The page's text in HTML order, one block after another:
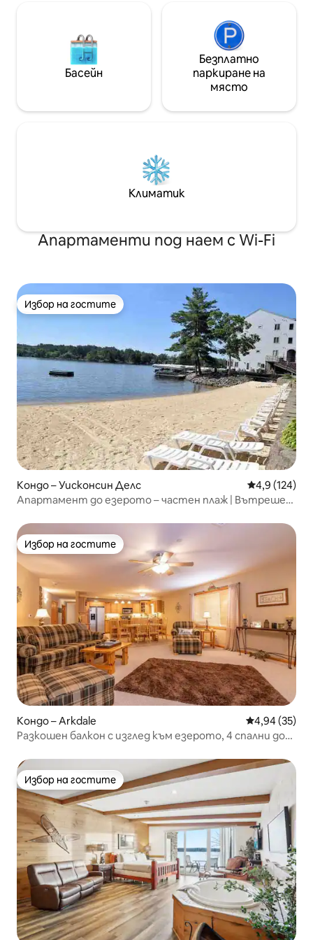
Басейн
Безплатно
паркиране на
място
Климатик
Апартаменти под наем с Wi-Fi
Избор на гостите
Избор на гостите
Кондо – Уисконсин Делс Средна
4,9 (124)
Апартамент до езерото – частен плаж | Вътрешен
Избор на гостите
Избор на гостите
Кондо – Arkdale Средна
4,94 (35)
Разкошен балкон с изглед към езерото, 4 спални до
Избор на гостите
Избор на гостите